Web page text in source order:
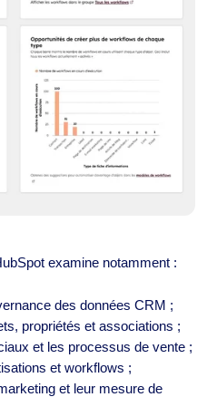
examine notamment :
des données CRM ;
propriétés et associations ;
et les processus de vente ;
et workflows ;
et leur mesure de